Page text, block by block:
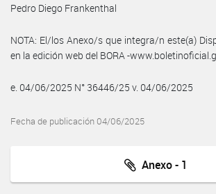
Pedro Diego Frankenthal
NOTA: El/los Anexo/s que integra/n este(a)
en la edición web del BORA -
e. 04/06/2025 N° 36446/25 v. 04/06/2025
Fecha de publicación 04/06/2025
Anexo - 1